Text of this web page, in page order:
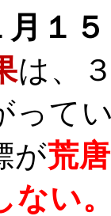
月１
は、
って
が荒
ない